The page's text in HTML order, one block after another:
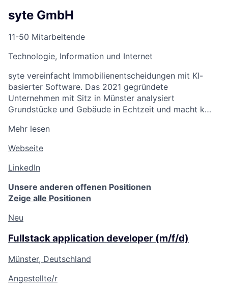
syte GmbH
11-50 Mitarbeitende
Technologie, Information und Internet
syte vereinfacht Immobilienentscheidungen mit KI-
basierter Software. Das 2021 gegründete
Unternehmen mit Sitz in Münster analysiert
Grundstücke und Gebäude in Echtzeit und macht k…
Mehr lesen
Webseite
LinkedIn
Unsere anderen offenen Positionen
Zeige alle Positionen
Neu
Fullstack application developer (m/f/d)
Münster, Deutschland
Angestellte/r